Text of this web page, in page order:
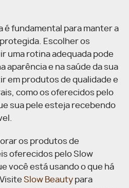
é fundamental para manter a
Escolher os
uma rotina adequada pode
aparência e na saúde da sua
em produtos de qualidade e
como os oferecidos pelo
sua pele esteja recebendo
os produtos de
oferecidos pelo Slow
você está usando o que há
Slow Beauty para